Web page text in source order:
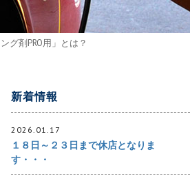
グ剤PRO用」とは？
新着情報
2026.01.17
１８日～２３日まで休店となりま
す・・・